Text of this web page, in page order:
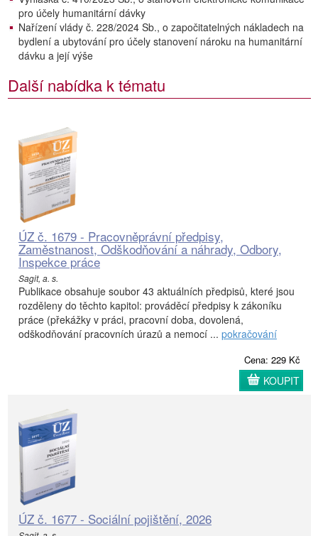
pro účely humanitární dávky
Nařízení vlády č. 228/2024 Sb., o započitatelných nákladech na
bydlení a ubytování pro účely stanovení nároku na humanitární
dávku a její výše
Další nabídka k tématu
ÚZ č. 1679 - Pracovněprávní předpisy,
Zaměstnanost, Odškodňování a náhrady, Odbory,
Inspekce práce
Sagit, a. s.
Publikace obsahuje soubor 43 aktuálních předpisů, které jsou
rozděleny do těchto kapitol: prováděcí předpisy k zákoníku
práce (překážky v práci, pracovní doba, dovolená,
odškodňování pracovních úrazů a nemocí ... pokračování
Cena: 229 Kč
KOUPIT
ÚZ č. 1677 - Sociální pojištění, 2026